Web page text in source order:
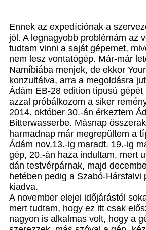
Ennek az expedíciónak a
jól. A legnagyobb problémám az
tudtam vinni a saját gépemet,
nem lesz vontatógép. Már-már
Namíbiába menjek, de ekkor
konzultálva, arra a megoldásra
Ádám EB-28 edition típusú gépét
azzal próbálkozom a siker
2014. október 30.-án érkeztem
Bitterwasserbe. Másnap
harmadnap már megrepültem a
Ádám nov.13.-ig maradt. 19.-ig
gép, 20.-án haza indultam, mert
dán testvérpárnak, majd
hetében pedig a Szabó-Hársfalvi
kiadva.
A november elejei időjárástól
mert tudtam, hogy ez itt csak
nagyon is alkalmas volt, hogy a